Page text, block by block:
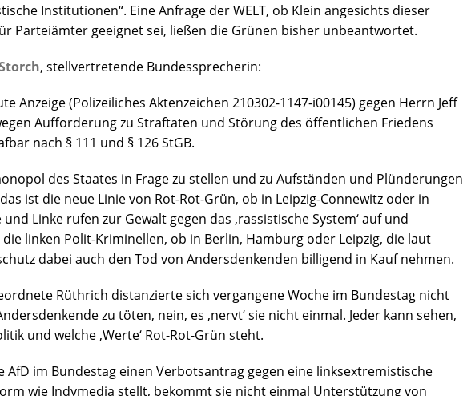
Institutionen“. Eine Anfrage der WELT, ob Klein angesichts dieser
Parteiämter geeignet sei, ließen die Grünen bisher unbeantwortet.
, stellvertretende Bundessprecherin:
Anzeige (Polizeiliches Aktenzeichen 210302-1147-i00145) gegen Herrn Jeff
Aufforderung zu Straftaten und Störung des öffentlichen Friedens
nach § 111 und § 126 StGB.
des Staates in Frage zu stellen und zu Aufständen und Plünderungen
ist die neue Linie von Rot-Rot-Grün, ob in Leipzig-Connewitz oder in
Linke rufen zur Gewalt gegen das ‚rassistische System‘ auf und
linken Polit-Kriminellen, ob in Berlin, Hamburg oder Leipzig, die laut
dabei auch den Tod von Andersdenkenden billigend in Kauf nehmen.
Rüthrich distanzierte sich vergangene Woche im Bundestag nicht
zu töten, nein, es ‚nervt‘ sie nicht einmal. Jeder kann sehen,
und welche ‚Werte‘ Rot-Rot-Grün steht.
AfD im Bundestag einen Verbotsantrag gegen eine linksextremistische
wie Indymedia stellt, bekommt sie nicht einmal Unterstützung von